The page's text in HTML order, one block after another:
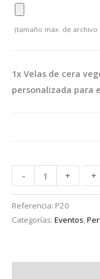
(tamaño máx. de archivo
1x Velas de cera
personalizada para
-- + +
Referencia: P20
Categorías: Eventos,